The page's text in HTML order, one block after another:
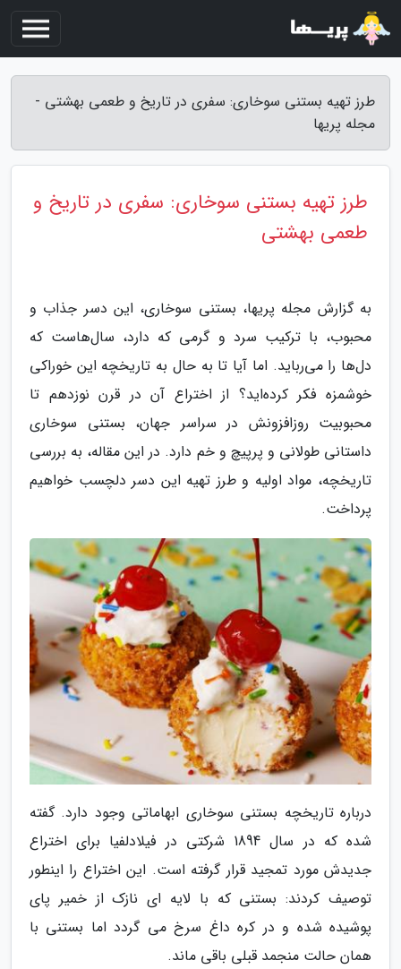
طرز تهیه بستنی سوخاری: سفری در تاریخ و طعمی بهشتی -
مجله پریها
طرز تهیه بستنی سوخاری: سفری در تاریخ و
طعمی بهشتی
به گزارش مجله پریها، بستنی سوخاری، این دسر جذاب و
محبوب، با ترکیب سرد و گرمی که دارد، سال‌هاست که
دل‌ها را می‌رباید. اما آیا تا به حال به تاریخچه این خوراکی
خوشمزه فکر کرده‌اید؟ از اختراع آن در قرن نوزدهم تا
محبوبیت روزافزونش در سراسر جهان، بستنی سوخاری
داستانی طولانی و پرپیچ و خم دارد. در این مقاله، به بررسی
تاریخچه، مواد اولیه و طرز تهیه این دسر دلچسب خواهیم
پرداخت.
درباره تاریخچه بستنی سوخاری ابهاماتی وجود دارد. گفته
شده که در سال 1894 شرکتی در فیلادلفیا برای اختراع
جدیدش مورد تمجید قرار گرفته است. این اختراع را اینطور
توصیف کردند: بستنی که با لایه ای نازک از خمیر پای
پوشیده شده و در کره داغ سرخ می گردد اما بستنی با
همان حالت منجمد قبلی باقی ماند.